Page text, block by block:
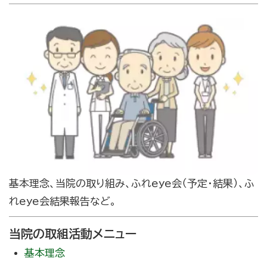
基本理念、当院の取り組み、ふれeye会（予定・結果）、ふ
れeye会結果報告など。
当院の取組活動メニュー
基本理念